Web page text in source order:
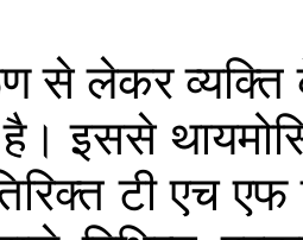
से लेकर व्यक्ति
है। इससे
टी एच एफ